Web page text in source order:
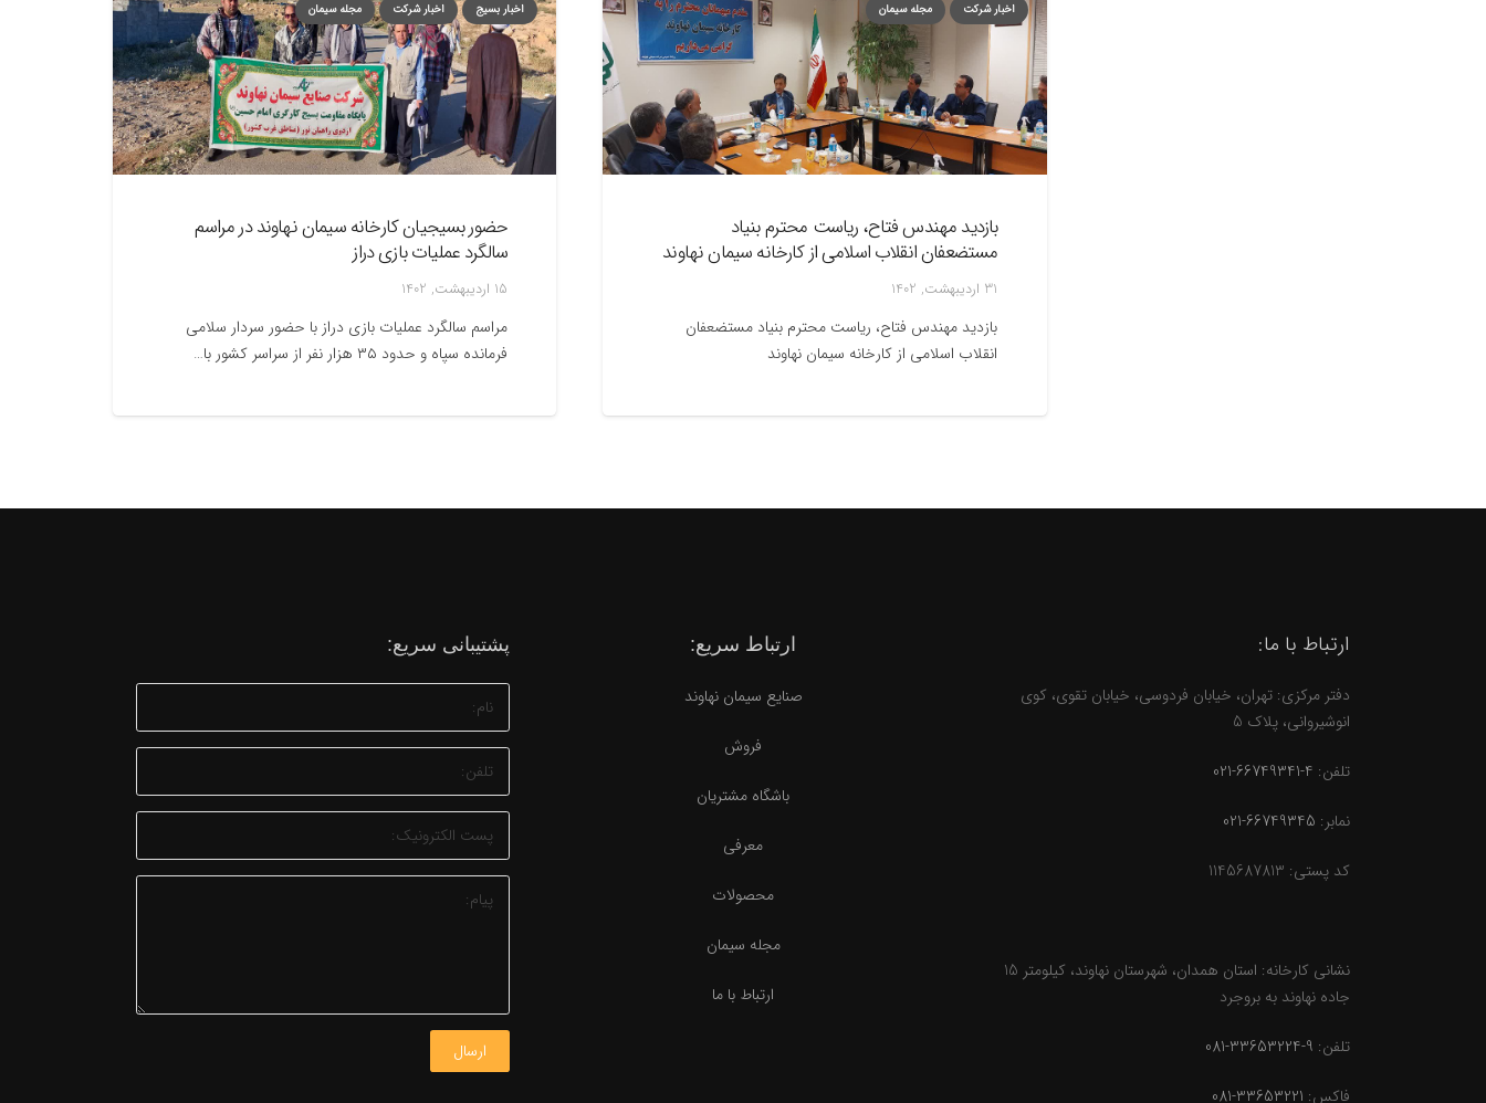
اخبار شرکت مجله سیمان
بازدید مهندس فتاح، ریاست محترم بنیاد
مستضعفان انقلاب اسلامی از کارخانه سیمان نهاوند
31 اردیبهشت, 1402
بازدید مهندس فتاح، ریاست محترم بنیاد مستضعفان
انقلاب اسلامی از کارخانه سیمان نهاوند
اخبار بسیج اخبار شرکت مجله سیمان
حضور بسیجیان کارخانه سیمان نهاوند در مراسم
سالگرد عملیات بازی دراز
15 اردیبهشت, 1402
مراسم سالگرد عملیات بازی دراز با حضور سردار سلامی
فرمانده سپاه و حدود ۳۵ هزار نفر از سراسر کشور با…
ارتباط با ما:
دفتر مرکزی: تهران، خیابان فردوسی، خیابان تقوی، کوی
انوشیروانی، پلاک 5
تلفن: 4-66749341-021
نمابر: 66749345-021
کد پستی: 1145687813
نشانی کارخانه: استان همدان، شهرستان نهاوند، کیلومتر 15
جاده نهاوند به بروجرد
تلفن: 9-33653224-081
فاکس: 33653221-081
ارتباط سریع:
صنایع سیمان نهاوند
فروش
باشگاه مشتریان
معرفی
محصولات
مجله سیمان
ارتباط با ما
پشتیبانی سریع:
ارسال